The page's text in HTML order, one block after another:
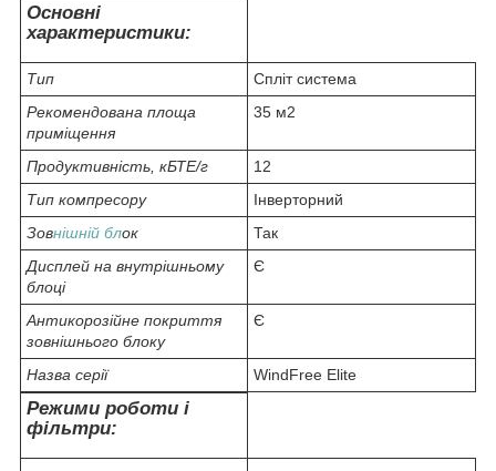
Основні
характеристики:
Тип
Спліт система
Рекомендована площа
приміщення
35 м2
Продуктивність, кБТЕ/г
12
Тип компресору
Інверторний
Зовнішній блок
Так
Дисплей на внутрішньому
блоці
Є
Антикорозійне покриття
зовнішнього блоку
Є
Назва серії WindFree Elite
Режими роботи і
фільтри: